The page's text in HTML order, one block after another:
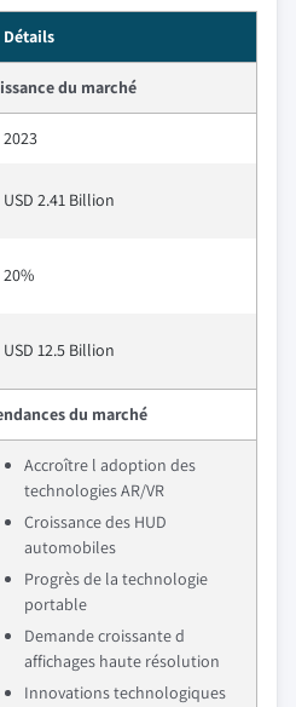
Détails
du marché
2023
USD 2.41 Billion
20%
USD 12.5 Billion
du marché
Accroître l adoption des
technologies AR/VR
Croissance des HUD
automobiles
Progrès de la technologie
portable
Demande croissante d
affichages haute résolution
Innovations technologiques